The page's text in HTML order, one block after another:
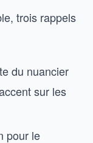
trois rappels
du nuancier
sur les
pour le